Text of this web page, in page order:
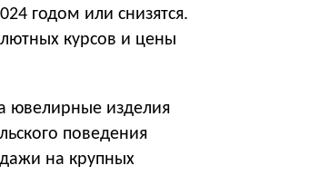
годом или снизятся.
курсов и цены
ювелирные изделия
поведения
на крупных